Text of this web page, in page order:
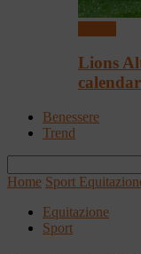
Lions
Benessere
Trend
Home Sport
Equitazione
Sport